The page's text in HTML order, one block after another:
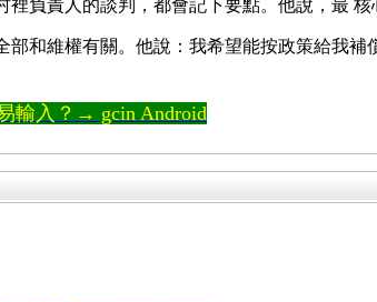
負責人的談判，都會記下要點。他說，最 核
和維權有關。他說：我希望能按政策給我
輸入？→ gcin Android